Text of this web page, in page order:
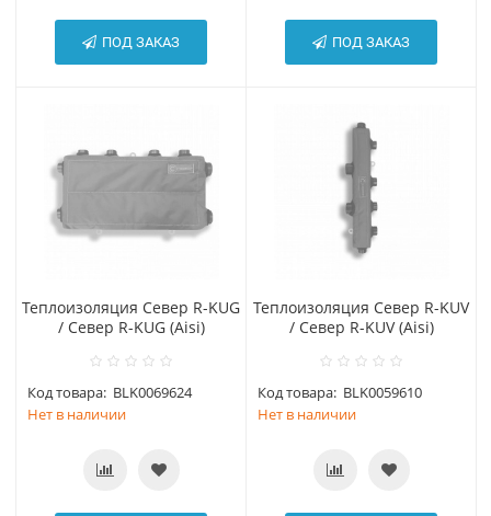
ПОД ЗАКАЗ ПОД ЗАКАЗ
Теплоизоляция Север R-KUG
/ Север R-KUG (Aisi)
Код товара: BLK0069624
Нет в наличии
Теплоизоляция Север R-KUV
/ Север R-KUV (Aisi)
Код товара: BLK0059610
Нет в наличии